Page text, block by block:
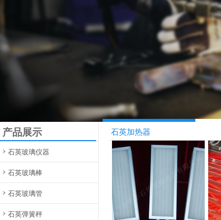
产品展示
石英玻璃仪器
石英玻璃棒
石英玻璃管
石英弹簧秤
石英加热器